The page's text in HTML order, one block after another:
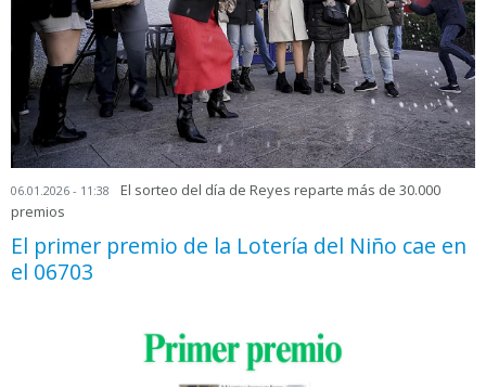
06.01.2026 - 11:38
El sorteo del día de Reyes reparte más de 30.000
premios
El primer premio de la Lotería del Niño cae en
el 06703